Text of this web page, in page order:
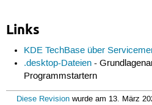
Links
KDE TechBase über
.desktop-Dateien -
Programmstartern
Diese Revision wurde am 13. März